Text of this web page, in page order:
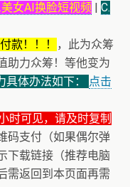
美女AI换脸短视频 | C.
款！！！
，此为众筹
助力众筹！等他变为
具体办法如下：
点击
时可见，请及时复制
码支付（如果偶尔弹
下载链接（推荐电脑
需返回到本页面再需
子书籍《动力电池管